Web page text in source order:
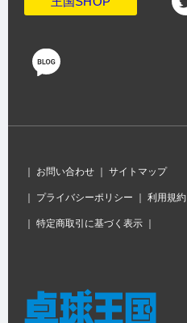
｜ お問い合わせ ｜ サイトマップ
｜ プライバシーポリシー ｜ 利用規約
｜ 特定商取引に基づく表示 ｜